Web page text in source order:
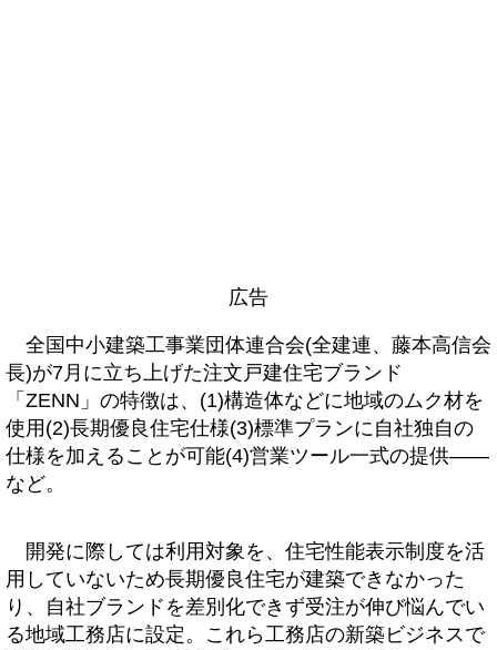
広告
全国中小建築工事業団体連合会(全建連、藤本高信会
長)が7月に立ち上げた注文戸建住宅ブランド
「ZENN」の特徴は、(1)構造体などに地域のムク材を
使用(2)長期優良住宅仕様(3)標準プランに自社独自の
仕様を加えることが可能(4)営業ツール一式の提供――
など。
開発に際しては利用対象を、住宅性能表示制度を活
用していないため長期優良住宅が建築できなかった
り、自社ブランドを差別化できず受注が伸び悩んでい
る地域工務店に設定。これら工務店の新築ビジネスで